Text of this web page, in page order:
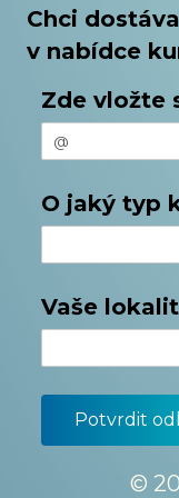
Chci
v nabídce
Zde vložte
O jaký typ
Vaše
©